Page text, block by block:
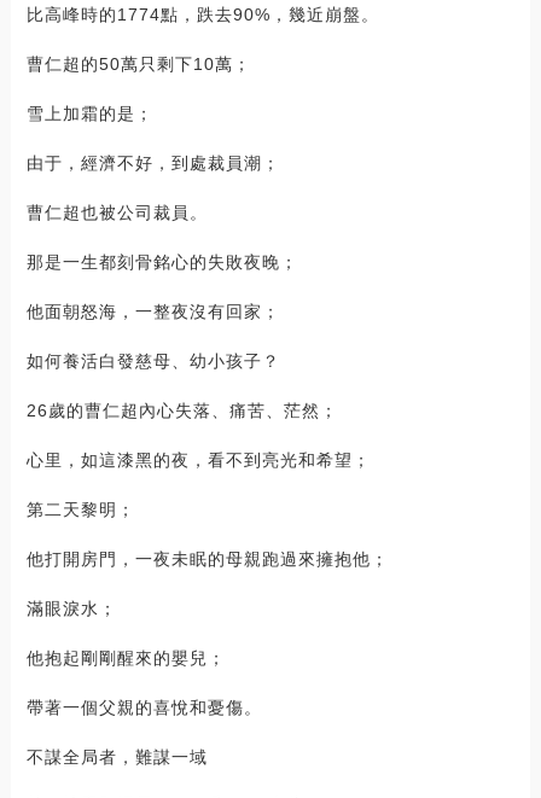
比高峰時的1774點，跌去90%，幾近崩盤。
曹仁超的50萬只剩下10萬；
雪上加霜的是；
由于，經濟不好，到處裁員潮；
曹仁超也被公司裁員。
那是一生都刻骨銘心的失敗夜晚；
他面朝怒海，一整夜沒有回家；
如何養活白發慈母、幼小孩子？
26歲的曹仁超內心失落、痛苦、茫然；
心里，如這漆黑的夜，看不到亮光和希望；
第二天黎明；
他打開房門，一夜未眠的母親跑過來擁抱他；
滿眼淚水；
他抱起剛剛醒來的嬰兒；
帶著一個父親的喜悅和憂傷。
不謀全局者，難謀一域